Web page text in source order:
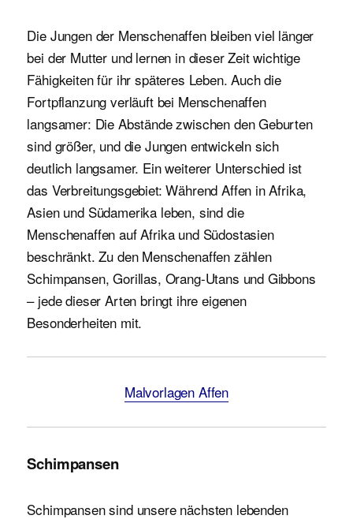
Die Jungen der Menschenaffen bleiben viel länger
bei der Mutter und lernen in dieser Zeit wichtige
Fähigkeiten für ihr späteres Leben. Auch die
Fortpflanzung verläuft bei Menschenaffen
langsamer: Die Abstände zwischen den Geburten
sind größer, und die Jungen entwickeln sich
deutlich langsamer. Ein weiterer Unterschied ist
das Verbreitungsgebiet: Während Affen in Afrika,
Asien und Südamerika leben, sind die
Menschenaffen auf Afrika und Südostasien
beschränkt. Zu den Menschenaffen zählen
Schimpansen, Gorillas, Orang-Utans und Gibbons
– jede dieser Arten bringt ihre eigenen
Besonderheiten mit.
Malvorlagen Affen
Schimpansen
Schimpansen sind unsere nächsten lebenden